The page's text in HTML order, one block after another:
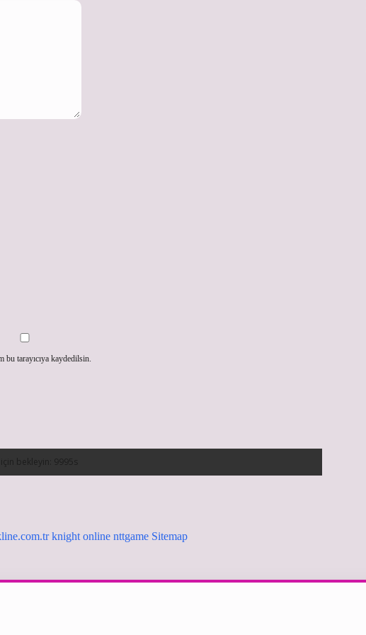
bu tarayıcıya kaydedilsin.
knight online nttgame Sitemap